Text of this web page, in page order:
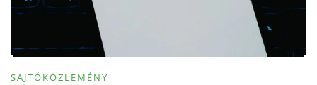
SAJTÓKÖZLEMÉNY